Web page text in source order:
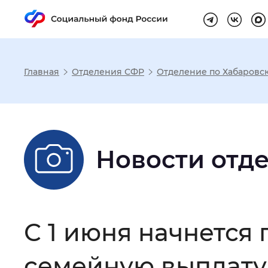
Настройка
Размер шрифта
Шрифт
Интервал между буквами:
Главная Отделения СФР Отделение по
Новости
С 1 июня